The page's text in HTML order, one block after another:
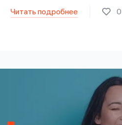
Читать подробнее 0